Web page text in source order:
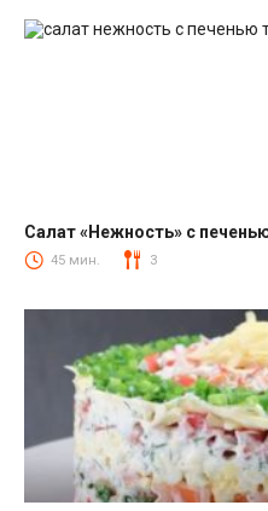
Салаты из печени трески
Салат «Нежность» с
45 мин. 3